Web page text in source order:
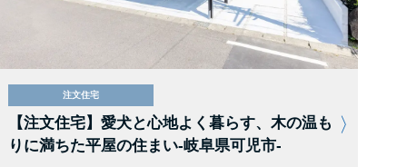
注文住宅
【注文住宅】愛犬と心地よく暮らす、木の温も
りに満ちた平屋の住まい-岐阜県可児市-